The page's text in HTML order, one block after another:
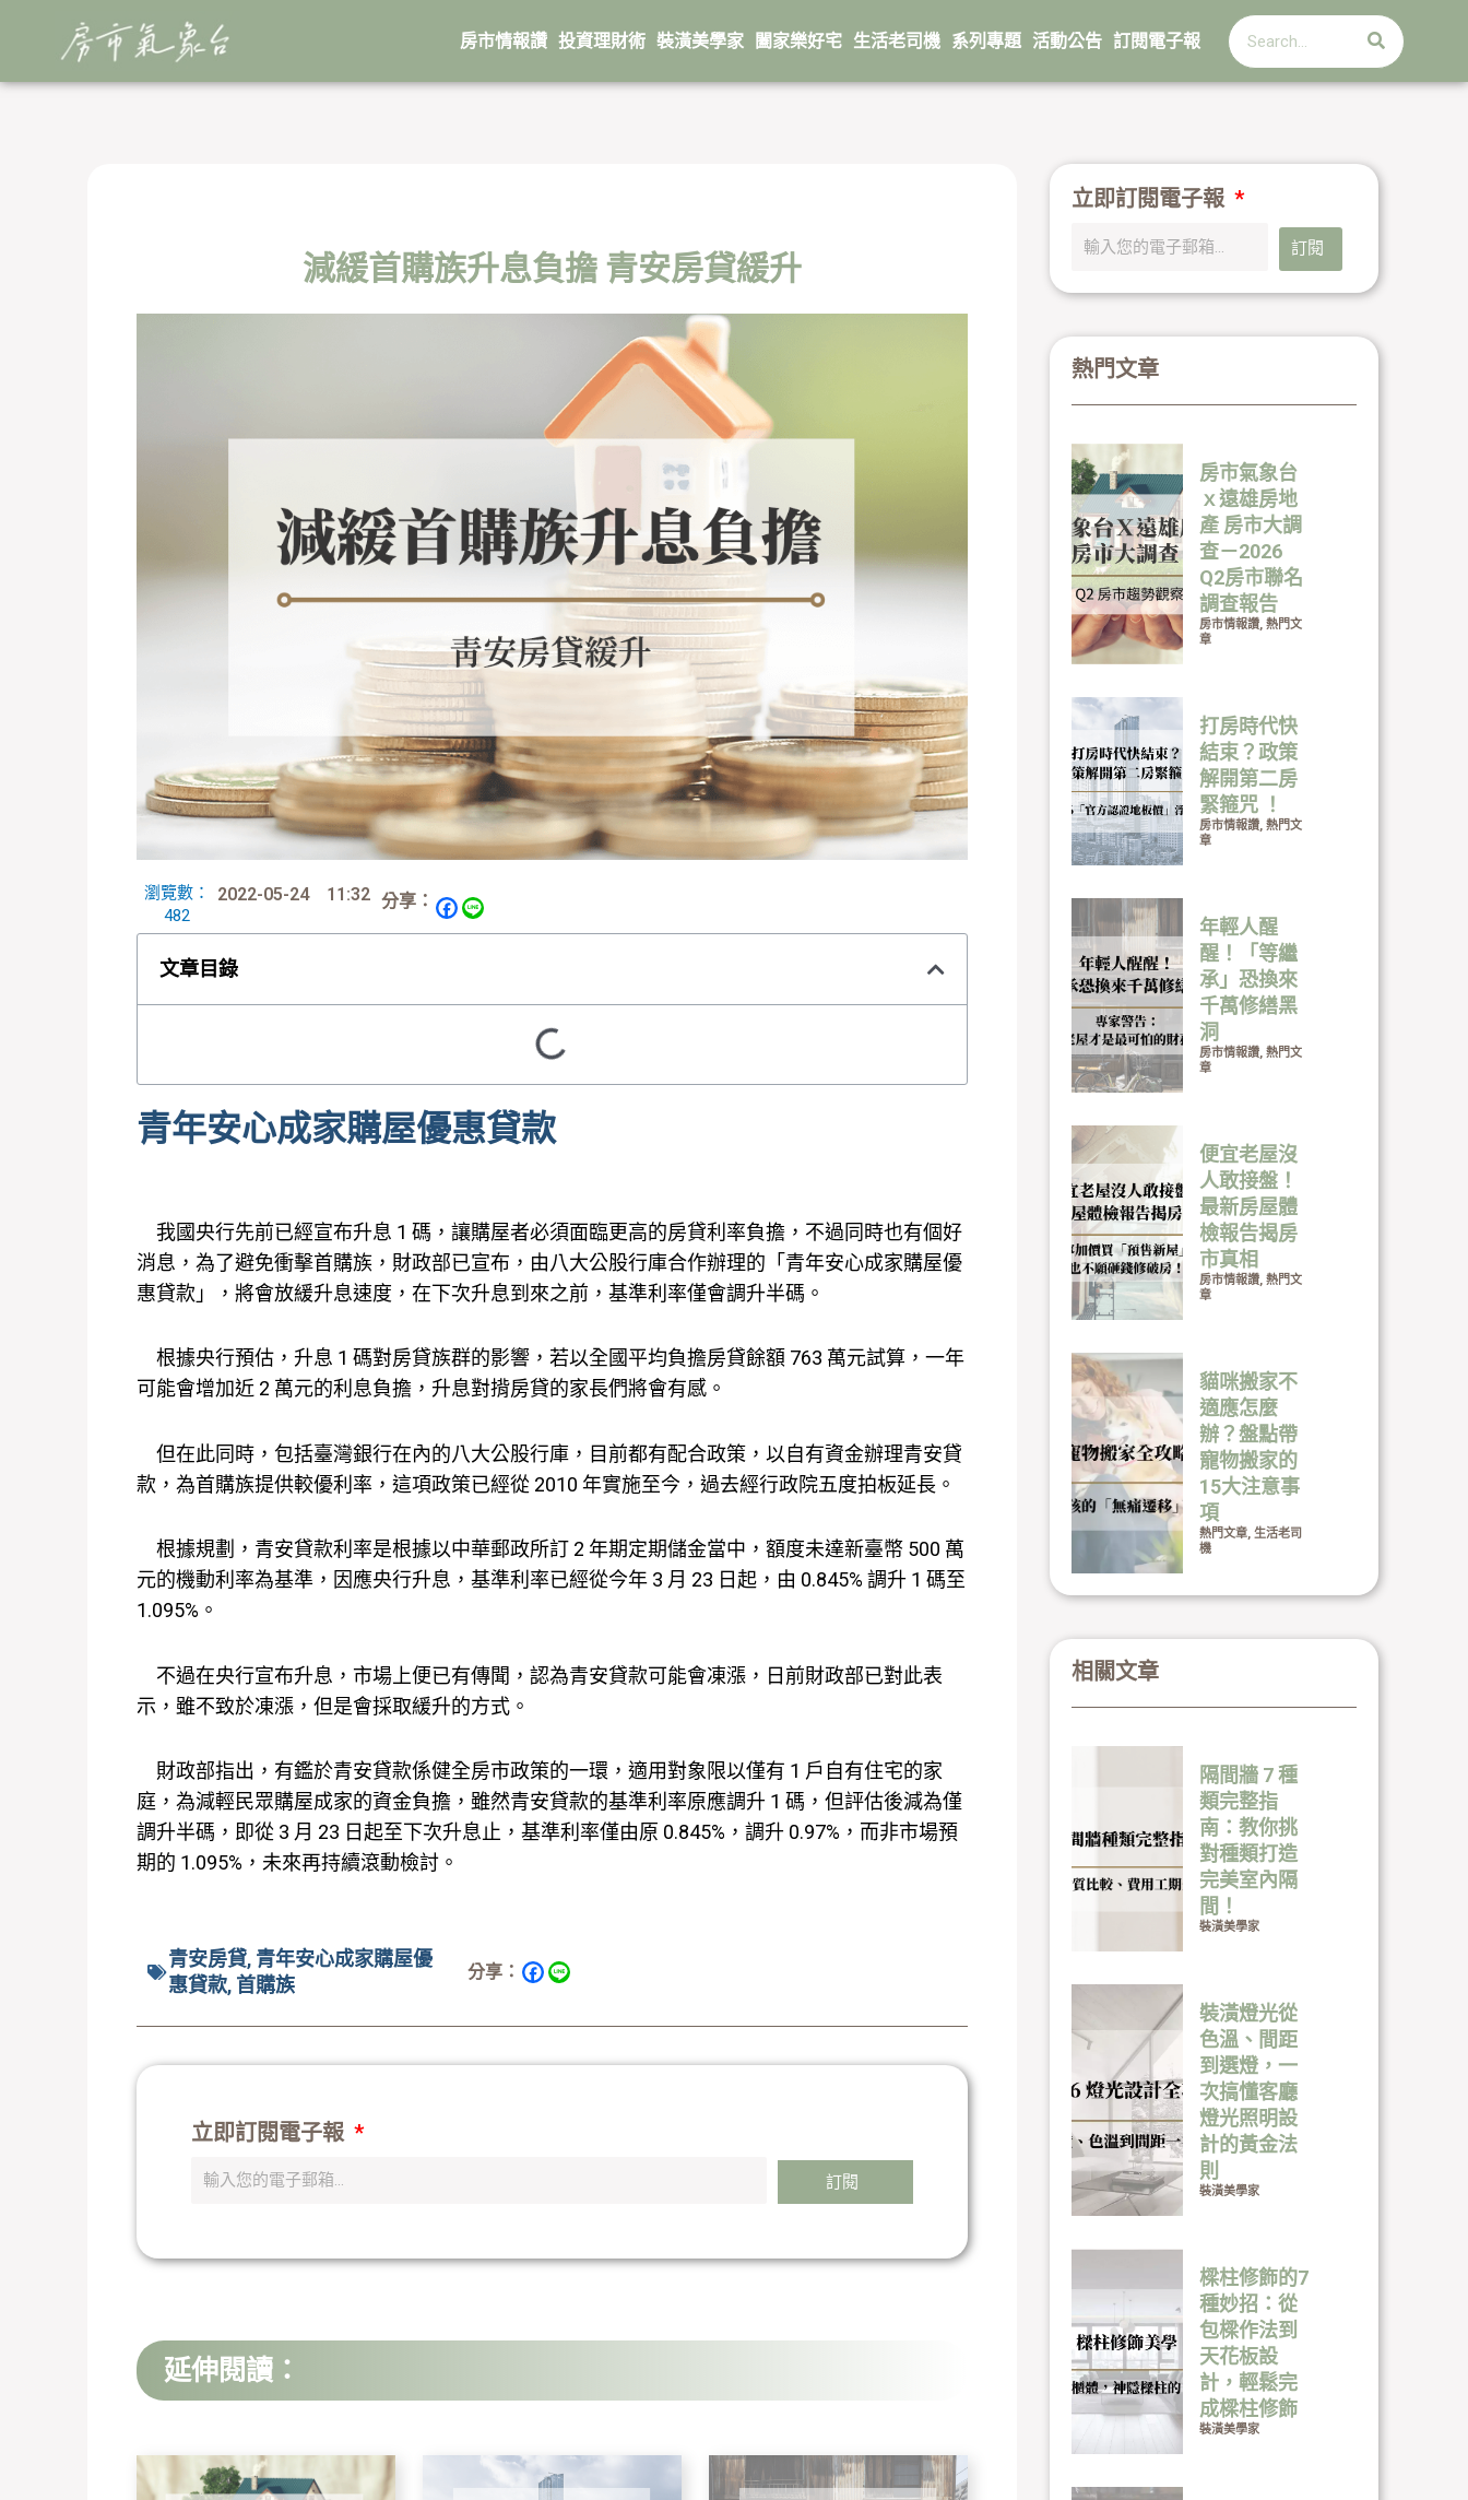
要
房市情報讚 投資理財術 裝潢美學家 闔家樂好宅 生活老司機 系列專題 活動公告 訂閱電子報
搜
尋
搜
減緩首購族升息負擔 青安房貸緩升
瀏覽數：
482
2022-05-24 11:32 分享：
文章目錄
青年安心成家購屋優惠貸款
我國央行先前已經宣布升息 1 碼，讓購屋者必須面臨更高的房貸利率負擔，不過同時也有個好
消息，為了避免衝擊首購族，財政部已宣布，由八大公股行庫合作辦理的「青年安心成家購屋優
惠貸款」，將會放緩升息速度，在下次升息到來之前，基準利率僅會調升半碼。
根據央行預估，升息 1 碼對房貸族群的影響，若以全國平均負擔房貸餘額 763 萬元試算，一年
可能會增加近 2 萬元的利息負擔，升息對揹房貸的家長們將會有感。
但在此同時，包括臺灣銀行在內的八大公股行庫，目前都有配合政策，以自有資金辦理青安貸
款，為首購族提供較優利率，這項政策已經從 2010 年實施至今，過去經行政院五度拍板延長。
根據規劃，青安貸款利率是根據以中華郵政所訂 2 年期定期儲金當中，額度未達新臺幣 500 萬
元的機動利率為基準，因應央行升息，基準利率已經從今年 3 月 23 日起，由 0.845% 調升 1 碼至
1.095%。
不過在央行宣布升息，市場上便已有傳聞，認為青安貸款可能會凍漲，日前財政部已對此表
示，雖不致於凍漲，但是會採取緩升的方式。
財政部指出，有鑑於青安貸款係健全房市政策的一環，適用對象限以僅有 1 戶自有住宅的家
庭，為減輕民眾購屋成家的資金負擔，雖然青安貸款的基準利率原應調升 1 碼，但評估後減為僅
調升半碼，即從 3 月 23 日起至下次升息止，基準利率僅由原 0.845%，調升 0.97%，而非市場預
期的 1.095%，未來再持續滾動檢討。
青安房貸, 青年安心成家購屋優
惠貸款, 首購族
分享：
立即訂閱電子報
訂閱
延伸閱讀：
立即訂閱電子報
訂閱
熱門文章
房市氣象台
ｘ遠雄房地
產 房市大調
查－2026
Q2房市聯名
調查報告
房市情報讚,熱門文
章
打房時代快
結束？政策
解開第二房
緊箍咒 ！
房市情報讚,熱門文
章
年輕人醒
醒！「等繼
承」恐換來
千萬修繕黑
洞
房市情報讚,熱門文
章
便宜老屋沒
人敢接盤！
最新房屋體
檢報告揭房
市真相
房市情報讚,熱門文
章
貓咪搬家不
適應怎麼
辦？盤點帶
寵物搬家的
15大注意事
項
熱門文章,生活老司
機
相關文章
隔間牆 7 種
類完整指
南：教你挑
對種類打造
完美室內隔
間！
裝潢美學家
裝潢燈光從
色溫、間距
到選燈，一
次搞懂客廳
燈光照明設
計的黃金法
則
裝潢美學家
樑柱修飾的7
種妙招：從
包樑作法到
天花板設
計，輕鬆完
成樑柱修飾
裝潢美學家